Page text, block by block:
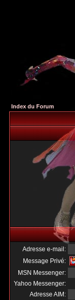
Index du Forum
Adresse e-mail:
Message Privé:
MSN Messenger:
Yahoo Messenger:
Adresse AIM: